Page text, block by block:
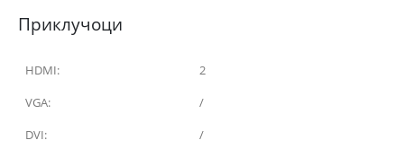
Приклучоци
HDMI:
2
VGA:
/
DVI:
/